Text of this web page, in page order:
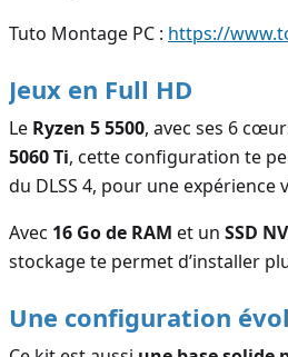
Tuto Montage PC : https://
Jeux en Full HD
Le Ryzen 5 5500, avec ses 6
5060 Ti, cette configuration te
du DLSS 4, pour une
Avec 16 Go de RAM et un SSD
stockage te permet d’installer
Une configuration